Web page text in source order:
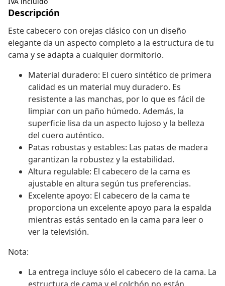
Descripción
Este cabecero con orejas clásico con un diseño
elegante da un aspecto completo a la estructura de tu
cama y se adapta a cualquier dormitorio.
Material duradero: El cuero sintético de primera
calidad es un material muy duradero. Es
resistente a las manchas, por lo que es fácil de
limpiar con un paño húmedo. Además, la
superficie lisa da un aspecto lujoso y la belleza
del cuero auténtico.
Patas robustas y estables: Las patas de madera
garantizan la robustez y la estabilidad.
Altura regulable: El cabecero de la cama es
ajustable en altura según tus preferencias.
Excelente apoyo: El cabecero de la cama te
proporciona un excelente apoyo para la espalda
mientras estás sentado en la cama para leer o
ver la televisión.
Nota:
La entrega incluye sólo el cabecero de la cama. La